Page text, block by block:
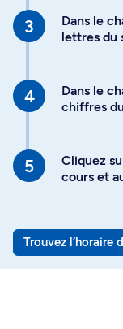
Dans le
lettres du
Dans le
chiffres
Cliquez
cours et
Trouvez l’horaire